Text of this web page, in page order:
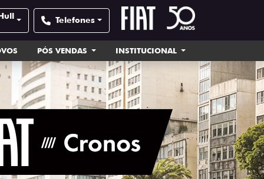
Telefones
PÓS VENDAS INSTITUCIONAL